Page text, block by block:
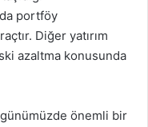
portföy
Diğer yatırım
azaltma konusunda
günümüzde önemli bir